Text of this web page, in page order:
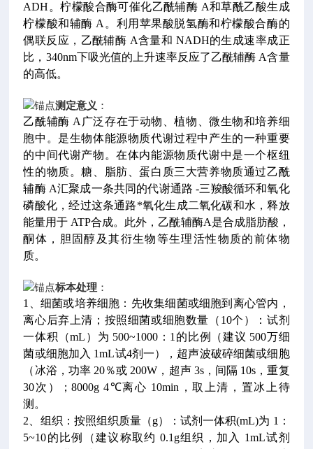
ADH。柠檬酸合酶可催化乙酰辅酶 A和草酰乙酸生成
柠檬酸和辅酶 A。利用苹果酸脱氢酶和柠檬酸合酶的
偶联反应，乙酰辅酶 A含量和 NADH的生成速率成正
比，340nm下吸光值的上升速率反应了乙酰辅酶 A含量
的高低。
测定意义 ：
乙酰辅酶 A广泛存在于动物、植物、微生物和培养细
胞中。是生物体能源物质代谢过程中产生的一种重要
的中间代谢产物。在体内能源物质代谢中是一个枢纽
性的物质。糖、脂肪、蛋白质三大营养物质通过乙酰
辅酶 A汇聚成一条共同的代谢通路 -三羧酸循环和氧化
磷酸化，经过这条通路*氧化生成二氧化碳和水，释放
能量用于 ATP合成。此外，乙酰辅酶A是合成脂肪酸，
酮体，胆固醇及其衍生物等生理活性物质的前体物
质。
标本处理 ：
1、细菌或培养细胞：先收集细菌或细胞到离心管内，
离心后弃上清；按照细菌或细胞数量（10个）：试剂
一体积（mL）为 500~1000：1的比例（建议 500万细
菌或细胞加入 1mL试4剂一），超声波破碎细菌或细胞
（冰浴，功率 20％或 200W，超声 3s，间隔 10s，重复
30次）；8000g 4℃离心 10min，取上清，置冰上待
测。
2、组织：按照组织质量（g）：试剂一体积(mL)为 1：
5~10的比例（建议称取约 0.1g组织，加入 1mL试剂